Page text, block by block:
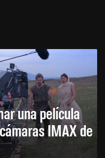
una película
IMAX de